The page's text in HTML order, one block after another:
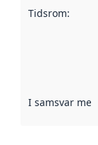
Tidsrom:
I samsvar med